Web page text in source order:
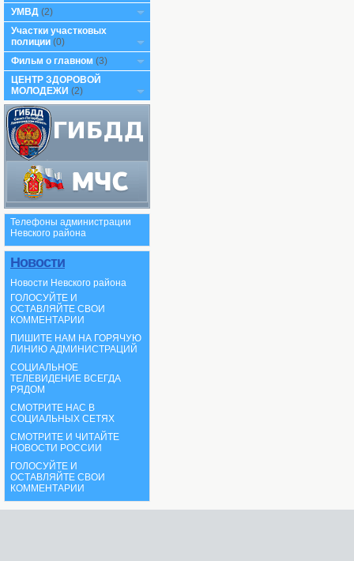
УМВД (2)
Участки участковых
полиции (0)
Фильм о главном (3)
ЦЕНТР ЗДОРОВОЙ
МОЛОДЕЖИ (2)
Телефоны администрации
Невского района
Новости
Новости Невского района
ГОЛОСУЙТЕ И
ОСТАВЛЯЙТЕ СВОИ
КОММЕНТАРИИ
ПИШИТЕ НАМ НА ГОРЯЧУЮ
ЛИНИЮ АДМИНИСТРАЦИЙ
СОЦИАЛЬНОЕ
ТЕЛЕВИДЕНИЕ ВСЕГДА
РЯДОМ
СМОТРИТЕ НАС В
СОЦИАЛЬНЫХ СЕТЯХ
СМОТРИТЕ И ЧИТАЙТЕ
НОВОСТИ РОССИИ
ГОЛОСУЙТЕ И
ОСТАВЛЯЙТЕ СВОИ
КОММЕНТАРИИ